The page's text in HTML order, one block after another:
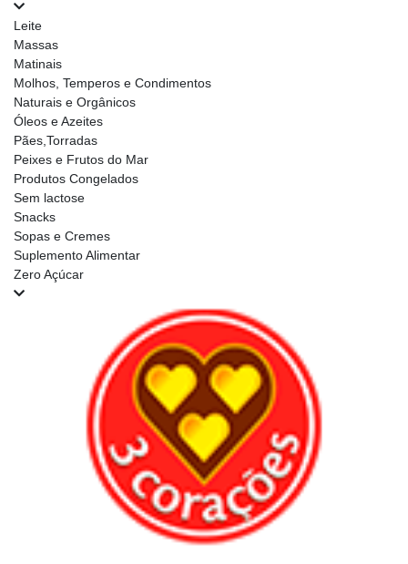
Leite
Massas
Matinais
Molhos, Temperos e Condimentos
Naturais e Orgânicos
Óleos e Azeites
Pães,Torradas
Peixes e Frutos do Mar
Produtos Congelados
Sem lactose
Snacks
Sopas e Cremes
Suplemento Alimentar
Zero Açúcar